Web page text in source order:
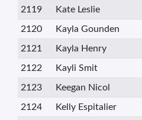
2119 Kate Leslie
2120 Kayla Gounden
2121 Kayla Henry
2122 Kayli Smit
2123 Keegan Nicol
2124 Kelly Espitalier